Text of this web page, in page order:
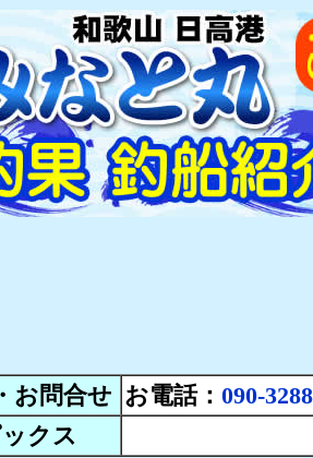
お問合せ お電話： 090-
ックス